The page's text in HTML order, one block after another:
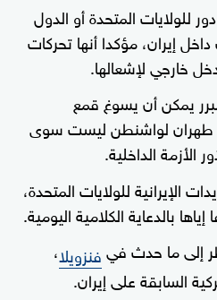
للولايات المتحدة أو الدول
إيران، مؤكدا أنها تحركات
خارجي لإشعالها.
يمكن أن يسوغ قمع
طهران لواشنطن ليست سوى
الداخلية.
للولايات المتحدة،
بالدعاية الكلامية اليومية.
إلى ما حدث فيفنزويلا،
السابقة على إيران.